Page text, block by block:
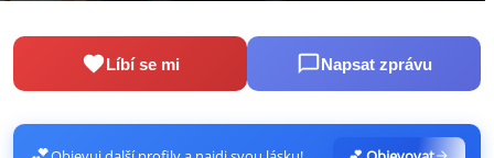
Líbí se mi Napsat zprávu